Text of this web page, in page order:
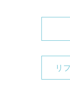
リ